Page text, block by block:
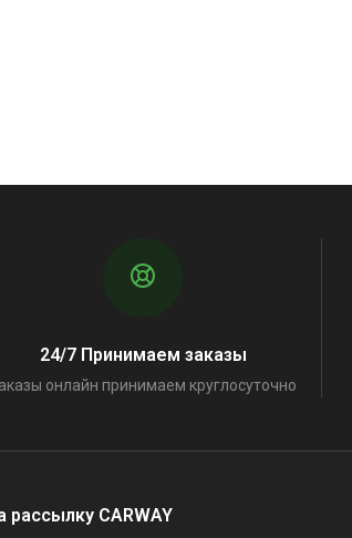
24/7 Принимаем заказы
онлайн принимаем круглосуточно
CARWAY